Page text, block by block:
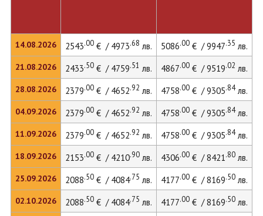
14.08.2026
21.08.2026
28.08.2026
04.09.2026
11.09.2026
18.09.2026
25.09.2026
02.10.2026
2543.00€ / 4973.68 лв. 5086.00€ / 9947.35 лв.
2433.50€ / 4759.51 лв. 4867.00€ / 9519.02 лв.
2379.00€ / 4652.92 лв. 4758.00€ / 9305.84лв.
2379.00€ / 4652.92 лв. 4758.00€ / 9305.84лв.
2379.00€ / 4652.92 лв. 4758.00€ / 9305.84лв.
2153.00€ / 4210.90лв. 4306.00€ / 8421.80лв.
2088.50€ / 4084.75 лв. 4177.00€ / 8169.50лв.
2088.50€ / 4084.75 лв. 4177.00€ / 8169.50лв.